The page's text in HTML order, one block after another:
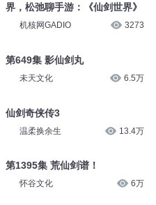
界，松弛聊手游：《仙剑世界》
机核网GADIO 3273
第649集 影仙剑丸
未天文化 6.5万
仙剑奇侠传3
温柔换余生 13.4万
第1395集 荒仙剑谱！
怀谷文化 6万